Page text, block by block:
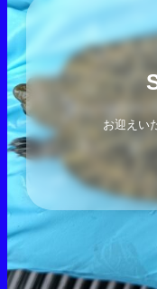
お迎えい